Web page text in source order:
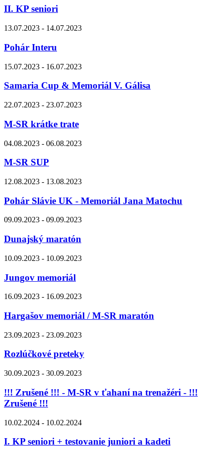
II. KP seniori
13.07.2023 - 14.07.2023
Pohár Interu
15.07.2023 - 16.07.2023
Samaria Cup & Memoriál V. Gálisa
22.07.2023 - 23.07.2023
M-SR krátke trate
04.08.2023 - 06.08.2023
M-SR SUP
12.08.2023 - 13.08.2023
Pohár Slávie UK - Memoriál Jana Matochu
09.09.2023 - 09.09.2023
Dunajský maratón
10.09.2023 - 10.09.2023
Jungov memoriál
16.09.2023 - 16.09.2023
Hargašov memoriál / M-SR maratón
23.09.2023 - 23.09.2023
Rozlúčkové preteky
30.09.2023 - 30.09.2023
!!! Zrušené !!! - M-SR v ťahaní na trenažéri - !!!
Zrušené !!!
10.02.2024 - 10.02.2024
I. KP seniori + testovanie juniori a kadeti